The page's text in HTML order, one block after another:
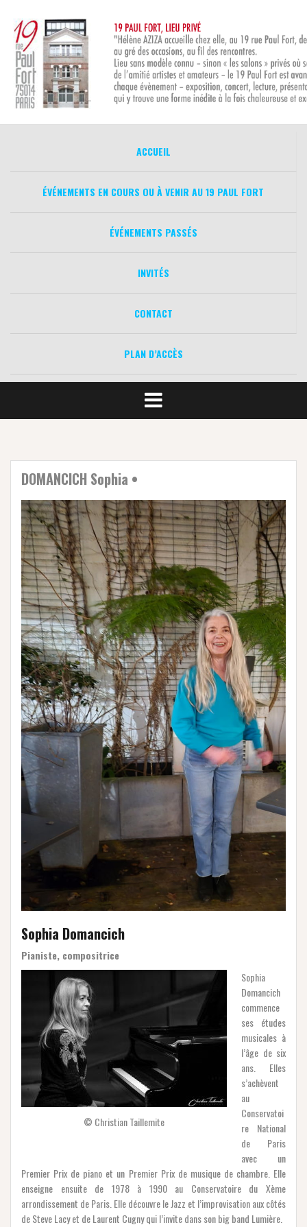
contenu
ACCUEIL
ÉVÉNEMENTS EN COURS OU À VENIR AU 19 PAUL FORT
ÉVÉNEMENTS PASSÉS
INVITÉS
CONTACT
PLAN D’ACCÈS
DOMANCICH Sophia •
Sophia Domancich
Pianiste, compositrice
© Christian Taillemite
Sophia
Domancich
commence
ses études
musicales à
l’âge de six
ans. Elles
s’achèvent
au
Conservatoi
re National
de Paris
avec un
Premier Prix de piano et un Premier Prix de musique de chambre. Elle
enseigne ensuite de 1978 à 1990 au Conservatoire du Xème
arrondissement de Paris. Elle découvre le Jazz et l’improvisation aux côtés
de Steve Lacy et de Laurent Cugny qui l’invite dans son big band Lumière.